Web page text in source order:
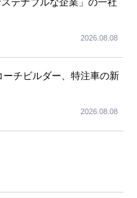
2026.08.08
チビルダー、特注車の新
2026.08.08